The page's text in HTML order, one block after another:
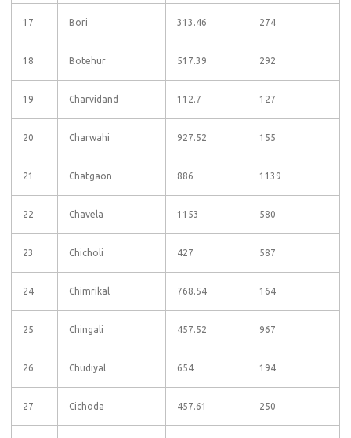
17 Bori 313.46 274
18 Botehur 517.39 292
19 Charvidand 112.7 127
20 Charwahi 927.52 155
21 Chatgaon 886 1139
22 Chavela 1153 580
23 Chicholi 427 587
24 Chimrikal 768.54 164
25 Chingali 457.52 967
26 Chudiyal 654 194
27 Cichoda 457.61 250